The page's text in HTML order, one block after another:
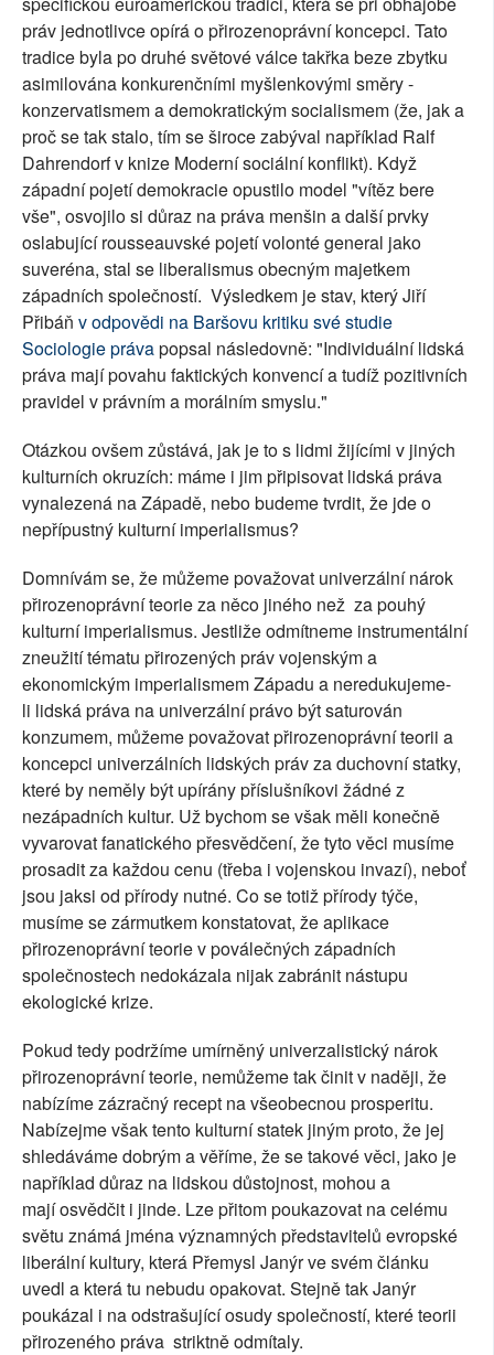
práv jednotlivce opírá o přirozenoprávní koncepci. Tato
tradice byla po druhé světové válce takřka beze zbytku
asimilována konkurenčními myšlenkovými směry -
konzervatismem a demokratickým socialismem (že, jak a
proč se tak stalo, tím se široce zabýval například Ralf
Dahrendorf v knize Moderní sociální konflikt). Když
západní pojetí demokracie opustilo model "vítěz bere
vše", osvojilo si důraz na práva menšin a další prvky
oslabující rousseauvské pojetí volonté general jako
suveréna, stal se liberalismus obecným majetkem
západních společností. Výsledkem je stav, který Jiří
Přibáň v odpovědi na Baršovu kritiku své studie
Sociologie právapopsal následovně: "Individuální lidská
práva mají povahu faktických konvencí a tudíž pozitivních
pravidel v právním a morálním smyslu."
Otázkou ovšem zůstává, jak je to s lidmi žijícími v jiných
kulturních okruzích: máme i jim připisovat lidská práva
vynalezená na Západě, nebo budeme tvrdit, že jde o
nepřípustný kulturní imperialismus?
Domnívám se, že můžeme považovat univerzální nárok
přirozenoprávní teorie za něco jiného než za pouhý
kulturní imperialismus. Jestliže odmítneme instrumentální
zneužití tématu přirozených práv vojenským a
ekonomickým imperialismem Západu a neredukujeme-
li lidská práva na univerzální právo být saturován
konzumem, můžeme považovat přirozenoprávní teorii a
koncepci univerzálních lidských práv za duchovní statky,
které by neměly být upírány příslušníkovi žádné z
nezápadních kultur. Už bychom se však měli konečně
vyvarovat fanatického přesvědčení, že tyto věci musíme
prosadit za každou cenu (třeba i vojenskou invazí), neboť
jsou jaksi od přírody nutné. Co se totiž přírody týče,
musíme se zármutkem konstatovat, že aplikace
přirozenoprávní teorie v poválečných západních
společnostech nedokázala nijak zabránit nástupu
ekologické krize.
Pokud tedy podržíme umírněný univerzalistický nárok
přirozenoprávní teorie, nemůžeme tak činit v naději, že
nabízíme zázračný recept na všeobecnou prosperitu.
Nabízejme však tento kulturní statek jiným proto, že jej
shledáváme dobrým a věříme, že se takové věci, jako je
například důraz na lidskou důstojnost, mohou a
mají osvědčit i jinde. Lze přitom poukazovat na celému
světu známá jména významných představitelů evropské
liberální kultury, která Přemysl Janýr ve svém článku
uvedl a která tu nebudu opakovat. Stejně tak Janýr
poukázal i na odstrašující osudy společností, které teorii
přirozeného práva striktně odmítaly.